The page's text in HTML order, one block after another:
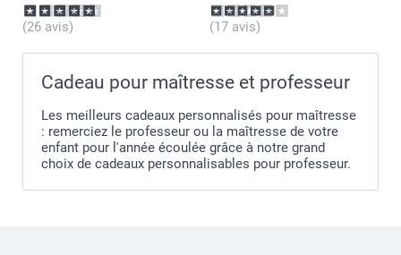
(26 avis) (17 avis)
Cadeau pour maîtresse et professeur
Les meilleurs cadeaux personnalisés pour maîtresse
: remerciez le professeur ou la maîtresse de votre
enfant pour l'année écoulée grâce à notre grand
choix de cadeaux personnalisables pour professeur.